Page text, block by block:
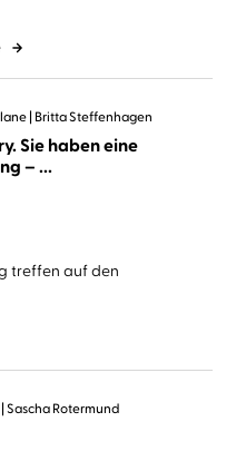
Britta Steffenhagen
Sie haben eine
Abmachung – ...
treffen auf den
Sascha Rotermund